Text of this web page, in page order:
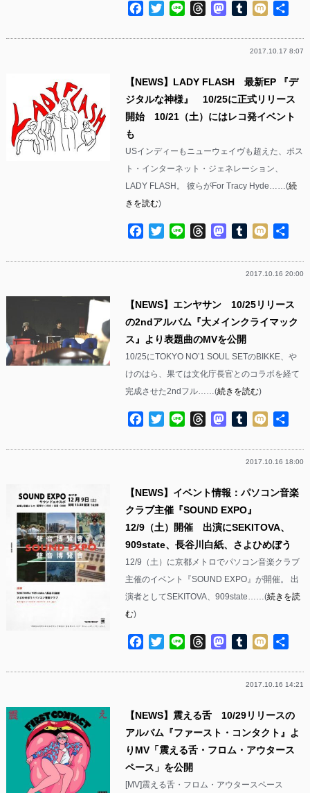
Facebook
TwitterLine ThreadsMastodon
Tumblr
Mixi
2017.10.17 8:07
【NEWS】LADY FLASH 最新EP 『デ
ジタルな神様』 10/25に正式リリース
開始 10/21（土）にはレコ発イベント
も
USインディーもニューウェイヴも超えた、ポス
ト・インターネット・ジェネレーション、
LADY FLASH。 彼らがFor Tracy Hyde……(続
きを読む)
Facebook
TwitterLine ThreadsMastodon
Tumblr
Mixi
2017.10.16 20:00
【NEWS】エンヤサン 10/25リリース
の2ndアルバム『大メインクライマック
ス』より表題曲のMVを公開
10/25にTOKYO NO’1 SOUL SETのBIKKE、や
けのはら、果ては文化庁長官とのコラボを経て
完成させた2ndフル……(続きを読む)
Facebook
TwitterLine ThreadsMastodon
Tumblr
Mixi
2017.10.16 18:00
【NEWS】イベント情報：パソコン音楽
クラブ主催『SOUND EXPO』
12/9（土）開催 出演にSEKITOVA、
909state、長谷川白紙、さよひめぼう
12/9（土）に京都メトロでパソコン音楽クラブ
主催のイベント『SOUND EXPO』が開催。 出
演者としてSEKITOVA、909state……(続きを読
む)
Facebook
TwitterLine ThreadsMastodon
Tumblr
Mixi
2017.10.16 14:21
【NEWS】震える舌 10/29リリースの
アルバム『ファースト・コンタクト』よ
りMV「震える舌・フロム・アウタース
ペース」を公開
[MV]震える舌・フロム・アウタースペース